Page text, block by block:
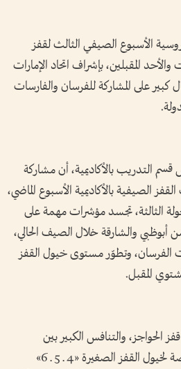
الأسبوع الصيفي الثالث لقفز
المقبلين، بإشراف اتحاد الإمارات
على المشاركة للفرسان والفارسات
التدريب بالأكاديمية، أن مشاركة
الصيفية بالأكاديمية الأسبوع الماضي،
الثالثة، تجسد مؤشرات مهمة على
أبوظبي والشارقة خلال الصيف الحالي،
الفرسان، وتطوّر مستوى خيول القفز
المقبل.
الحواجز، والتنافس الكبير بين
المشاركين، والفعاليات المخصصة لخيول القفز الصغيرة «4 ـ 5 ـ 6»